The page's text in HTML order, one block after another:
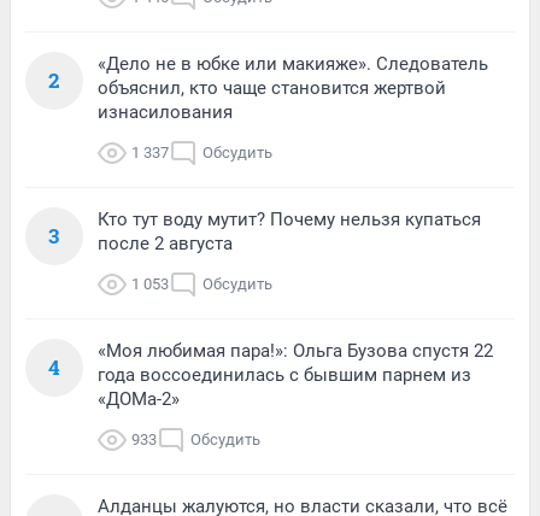
2
«Дело не в юбке или макияже». Следователь
объяснил, кто чаще становится жертвой
изнасилования
1 337 Обсудить
3
Кто тут воду мутит? Почему нельзя купаться
после 2 августа
1 053 Обсудить
4
«Моя любимая пара!»: Ольга Бузова спустя 22
года воссоединилась с бывшим парнем из
«ДОМа-2»
933 Обсудить
Алданцы жалуются, но власти сказали, что всё